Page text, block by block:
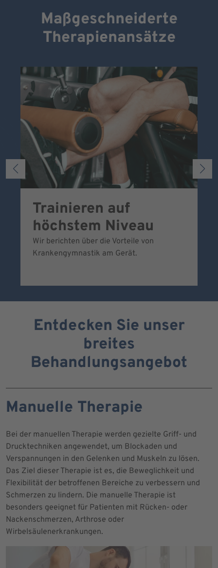
Maßgeschneiderte
Therapienansätze
Trainieren auf
höchstem Niveau
Wir berichten über die Vorteile von
Krankengymnastik am Gerät.
Entdecken Sie unser
breites
Behandlungsangebot
Manuelle Therapie
Bei der manuellen Therapie werden gezielte Griff- und
Drucktechniken angewendet, um Blockaden und
Verspannungen in den Gelenken und Muskeln zu lösen.
Das Ziel dieser Therapie ist es, die Beweglichkeit und
Flexibilität der betroffenen Bereiche zu verbessern und
Schmerzen zu lindern. Die manuelle Therapie ist
besonders geeignet für Patienten mit Rücken- oder
Nackenschmerzen, Arthrose oder
Wirbelsäulenerkrankungen.